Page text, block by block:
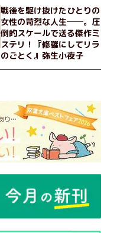
戦後を駆け抜けたひとりの
女性の苛烈な人生──。圧
倒的スケールで送る傑作ミ
ステリ！『修羅にしてリラ
のごとく』弥生小夜子